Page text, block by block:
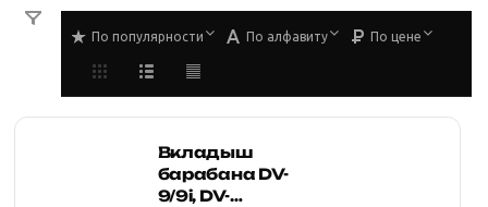
По популярности По алфавиту По цене
Вкладыш
барабана DV-
9/9i, DV-